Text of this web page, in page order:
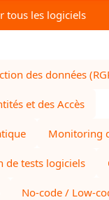
tous les logiciels
des données
et des Accès
Monitoring
de tests logiciels
No-code / Low-